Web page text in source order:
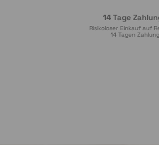
14 Tage
Risikoloser Einkauf auf
14 Tagen